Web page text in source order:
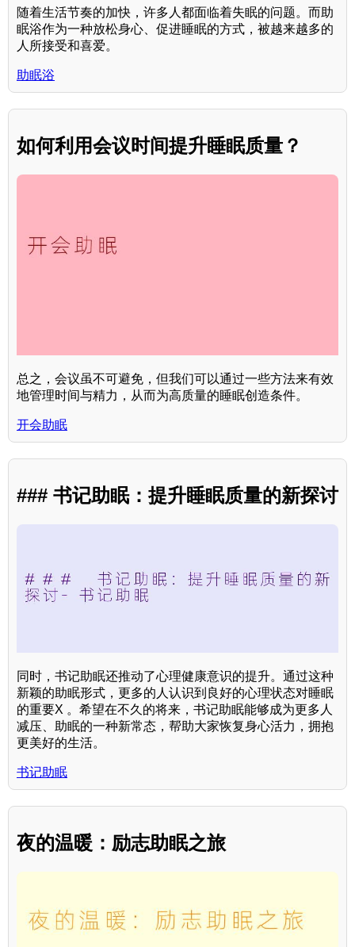
随着生活节奏的加快，许多人都面临着失眠的问题。而助
眠浴作为一种放松身心、促进睡眠的方式，被越来越多的
人所接受和喜爱。
助眠浴
如何利用会议时间提升睡眠质量？
总之，会议虽不可避免，但我们可以通过一些方法来有效
地管理时间与精力，从而为高质量的睡眠创造条件。
开会助眠
### 书记助眠：提升睡眠质量的新探讨
同时，书记助眠还推动了心理健康意识的提升。通过这种
新颖的助眠形式，更多的人认识到良好的心理状态对睡眠
的重要X 。希望在不久的将来，书记助眠能够成为更多人
减压、助眠的一种新常态，帮助大家恢复身心活力，拥抱
更美好的生活。
书记助眠
夜的温暖：励志助眠之旅